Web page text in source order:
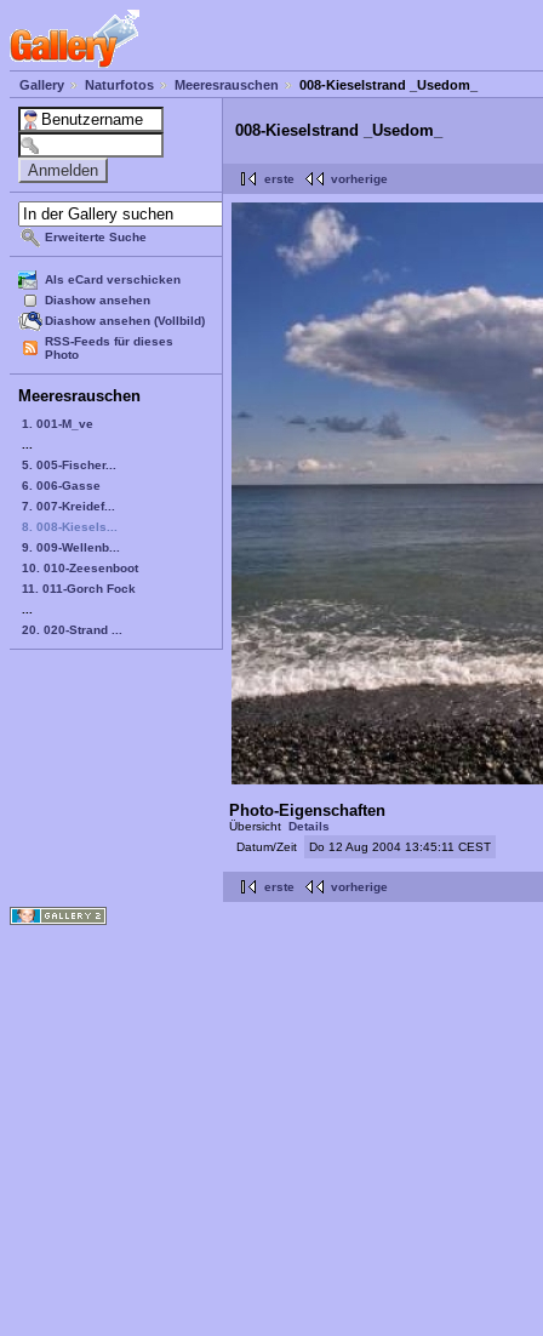
Gallery Naturfotos Meeresrauschen 008-Kieselstrand _Usedom_
Erweiterte Suche
Als eCard verschicken
Diashow ansehen
Diashow ansehen (Vollbild)
RSS-Feeds für dieses
Photo
Meeresrauschen
1. 001-M_ve
5. 005-Fischer...
6. 006-Gasse
7. 007-Kreidef...
8. 008-Kiesels...
9. 009-Wellenb...
10. 010-Zeesenboot
11. 011-Gorch Fock
20. 020-Strand ...
008-Kieselstrand _Usedom_
erste vorherige
Photo-Eigenschaften
Übersicht Details
Datum/Zeit
Do 12 Aug 2004 13:45:11 CEST
erste vorherige